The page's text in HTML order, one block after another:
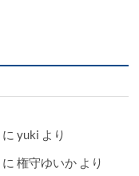
にyuki より
に権守ゆいか より